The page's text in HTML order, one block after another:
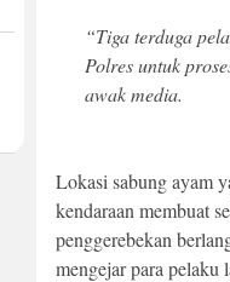
“Tiga terduga
Polres untuk
awak media.
Lokasi sabung ayam
kendaraan membuat
penggerebekan
mengejar para pelaku